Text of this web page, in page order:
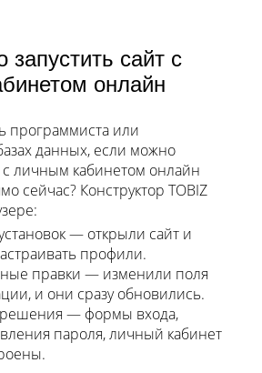
запустить сайт с
онлайн
программиста или
данных, если можно
с личным кабинетом онлайн
сейчас? Конструктор TOBIZ
— открыли сайт и
профили.
правки — изменили поля
и они сразу обновились.
— формы входа,
пароля, личный кабинет